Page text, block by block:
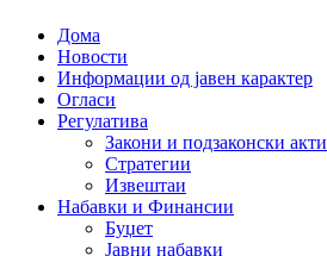
Дома
Новости
Информации од јавен карактер
Огласи
Регулатива
Закони и подзаконски акти
Стратегии
Извештаи
Набавки и Финансии
Буџет
Јавни набавки